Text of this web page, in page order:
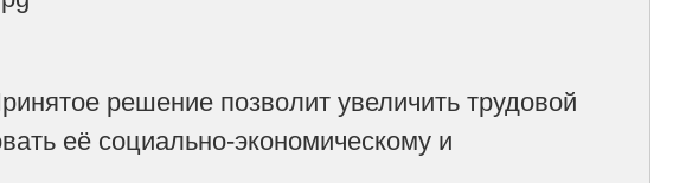
решение позволит увеличить трудовой
её социально-экономическому и